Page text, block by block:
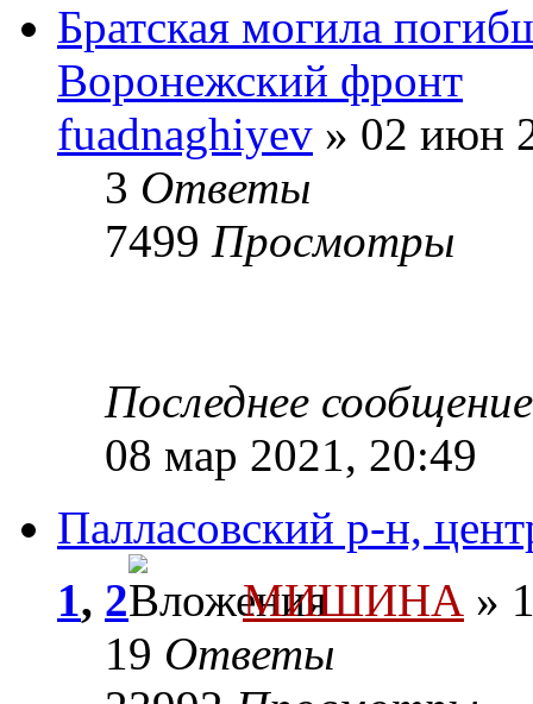
Братская могила
Воронежский фронт
fuadnaghiyev » 02 июн
3 Ответы
7499 Просмотры
Последнее
08 мар 2021, 20:49
Палласовский р-н,
1, 2 МИШИНА »
19 Ответы